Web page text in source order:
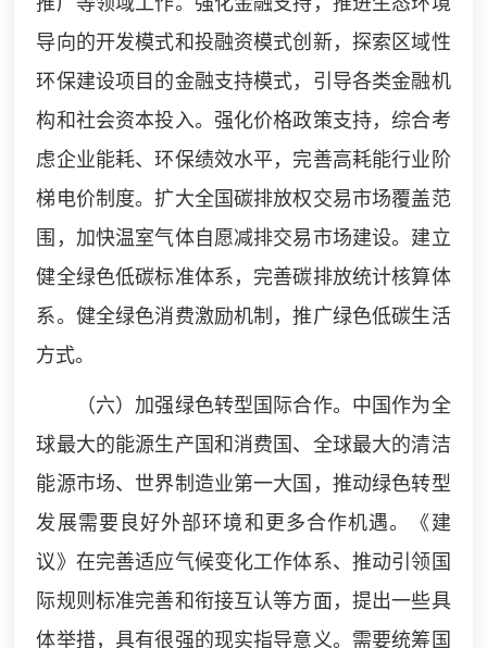
导向的开发模式和投融资模式创新，探索区域性
环保建设项目的金融支持模式，引导各类金融机
构和社会资本投入。强化价格政策支持，综合考
虑企业能耗、环保绩效水平，完善高耗能行业阶
梯电价制度。扩大全国碳排放权交易市场覆盖范
围，加快温室气体自愿减排交易市场建设。建立
健全绿色低碳标准体系，完善碳排放统计核算体
系。健全绿色消费激励机制，推广绿色低碳生活
方式。
（六）加强绿色转型国际合作。中国作为全
球最大的能源生产国和消费国、全球最大的清洁
能源市场、世界制造业第一大国，推动绿色转型
发展需要良好外部环境和更多合作机遇。《建
议》在完善适应气候变化工作体系、推动引领国
际规则标准完善和衔接互认等方面，提出一些具
体举措，具有很强的现实指导意义。需要统筹国